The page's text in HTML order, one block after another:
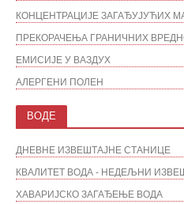
КОНЦЕНТРАЦИЈЕ ЗАГАЂУЈУЋИХ
ПРЕКОРАЧЕЊА ГРАНИЧНИХ
ЕМИСИЈЕ У ВАЗДУХ
АЛЕРГЕНИ ПОЛЕН
ВОДЕ
ДНЕВНЕ ИЗВЕШТАЈНЕ СТАНИЦЕ
КВАЛИТЕТ ВОДА - НЕДЕЉНИ
ХАВАРИЈСКО ЗАГАЂЕЊЕ ВОДА